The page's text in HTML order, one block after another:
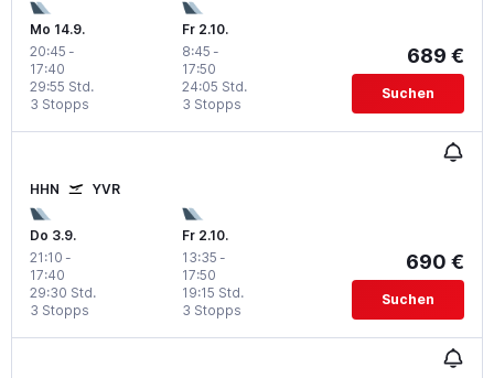
Mo 14.9.
20:45 -
17:40
3 Stopps
29:55 Std.
Fr 2.10.
8:45 -
17:50
3 Stopps
24:05 Std.
689 €
Suchen
HHN YVR
Do 3.9.
21:10 -
17:40
3 Stopps
29:30 Std.
Fr 2.10.
13:35 -
17:50
3 Stopps
19:15 Std.
690 €
Suchen